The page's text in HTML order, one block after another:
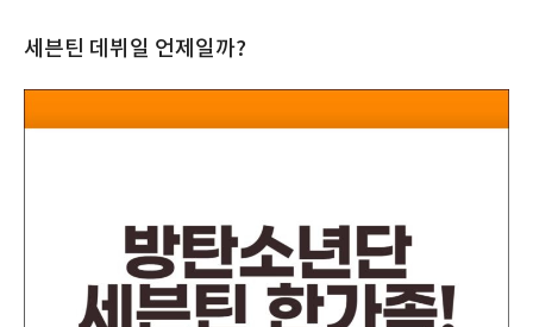
세븐틴 데뷔일 언제일까?